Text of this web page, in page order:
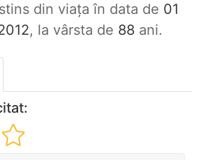
din viaţa în data de 01
, la vârsta de 88 ani.